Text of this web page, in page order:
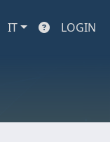
IT LOGIN